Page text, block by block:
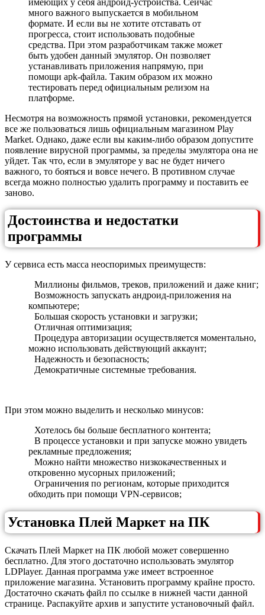
много важного выпускается в мобильном
формате. И если вы не хотите отставать от
прогресса, стоит использовать подобные
средства. При этом разработчикам также может
быть удобен данный эмулятор. Он позволяет
устанавливать приложения напрямую, при
помощи apk-файла. Таким образом их можно
тестировать перед официальным релизом на
платформе.
Несмотря на возможность прямой установки, рекомендуется
все же пользоваться лишь официальным магазином Play
Market. Однако, даже если вы каким-либо образом допустите
появление вирусной программы, за пределы эмулятора она не
уйдет. Так что, если в эмуляторе у вас не будет ничего
важного, то бояться и вовсе нечего. В противном случае
всегда можно полностью удалить программу и поставить ее
заново.
Достоинства и недостатки
программы
У сервиса есть масса неоспоримых преимуществ:
Миллионы фильмов, треков, приложений и даже книг;
Возможность запускать андроид-приложения на
компьютере;
Большая скорость установки и загрузки;
Отличная оптимизация;
Процедура авторизации осуществляется моментально,
можно использовать действующий аккаунт;
Надежность и безопасность;
Демократичные системные требования.
При этом можно выделить и несколько минусов:
Хотелось бы больше бесплатного контента;
В процессе установки и при запуске можно увидеть
рекламные предложения;
Можно найти множество низкокачественных и
откровенно мусорных приложений;
Ограничения по регионам, которые приходится
обходить при помощи VPN-сервисов;
Установка Плей Маркет на ПК
Скачать Плей Маркет на ПК любой может совершенно
бесплатно. Для этого достаточно использовать эмулятор
LDPlayer. Данная программа уже имеет встроенное
приложение магазина. Установить программу крайне просто.
Достаточно скачать файл по ссылке в нижней части данной
странице. Распакуйте архив и запустите установочный файл.